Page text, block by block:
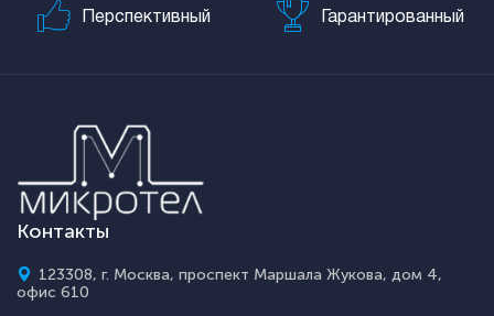
Перспективный Гарантированный
Контакты
123308, г. Москва, проспект Маршала Жукова, дом 4,
офис 610